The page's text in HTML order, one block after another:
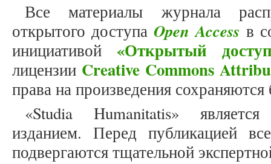
Все материалы журнала
открытого доступаOpen Access в
инициативой «Открытый
лицензии Creative Commons
права на произведения
«Studia Humanitatis»
изданием. Перед публикацией
подвергаются тщательной